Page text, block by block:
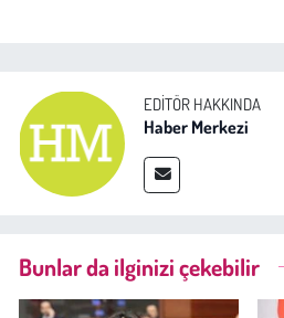
EDITÖR HAKKINDA
Haber Merkezi
Bunlar da ilginizi çekebilir